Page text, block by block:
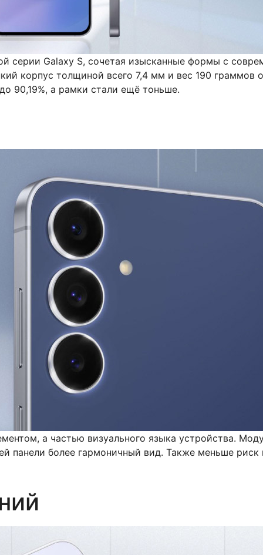
серии Galaxy S, сочетая изысканные формы с
корпус толщиной всего 7,4 мм и вес 190 граммов
90,19%, а рамки стали ещё тоньше.
а частью визуального языка устройства.
панели более гармоничный вид. Также меньше